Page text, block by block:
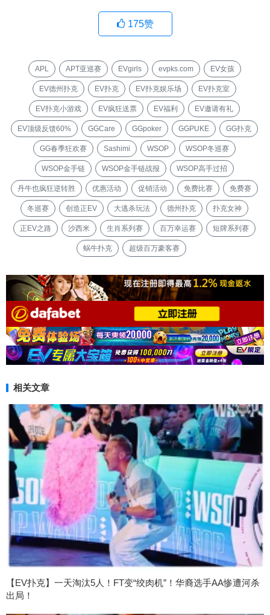
175赞
APL APT亚巡赛 EVgirls evpks.com EV女孩
EV德州扑克 EV扑克 EV扑克娱乐场 EV扑克室
EV扑克小游戏 EV疯狂送票 EV福利 EV邀请有礼
EV顶级反馈60% GGCare GGpoker GGPUKE GG扑克
GG春季狂欢赛 Sashimi WSOP WSOP冬巡赛
WSOP金手链 WSOP金手链战报 WSOP高手过招
丹牛也疯狂逆转胜 优惠活动 促销活动 免费比赛 免费赛
冬巡赛 创造正EV 大逃杀玩法 德州扑克 扑克女神
正EV之路 沙西米 生肖系列赛 百万幸运赛 短牌系列赛
蜗牛扑克 超级百万豪客赛
相关文章
【EV扑克】一天淘汰5人！FT变“绞肉机”！华裔选手AA惨遭河杀
出局！